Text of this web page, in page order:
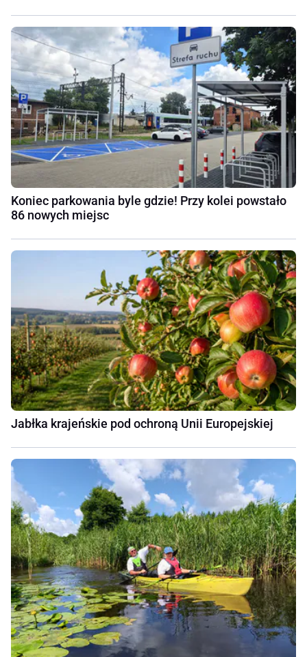
Koniec parkowania byle gdzie! Przy kolei powstało
86 nowych miejsc
Jabłka krajeńskie pod ochroną Unii Europejskiej